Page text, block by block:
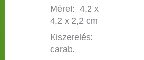
Méret: 4,2 x
4,2 x 2,2 cm
Kiszerelés:
darab.